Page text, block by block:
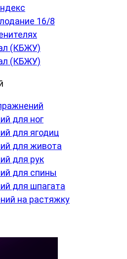
16/8
(КБЖУ)
(КБЖУ)
для ног
для ягодиц
для живота
для рук
для спины
для шпагата
на растяжку